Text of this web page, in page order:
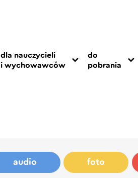
dla nauczycieli
i wychowawców
do
pobrania
audio foto